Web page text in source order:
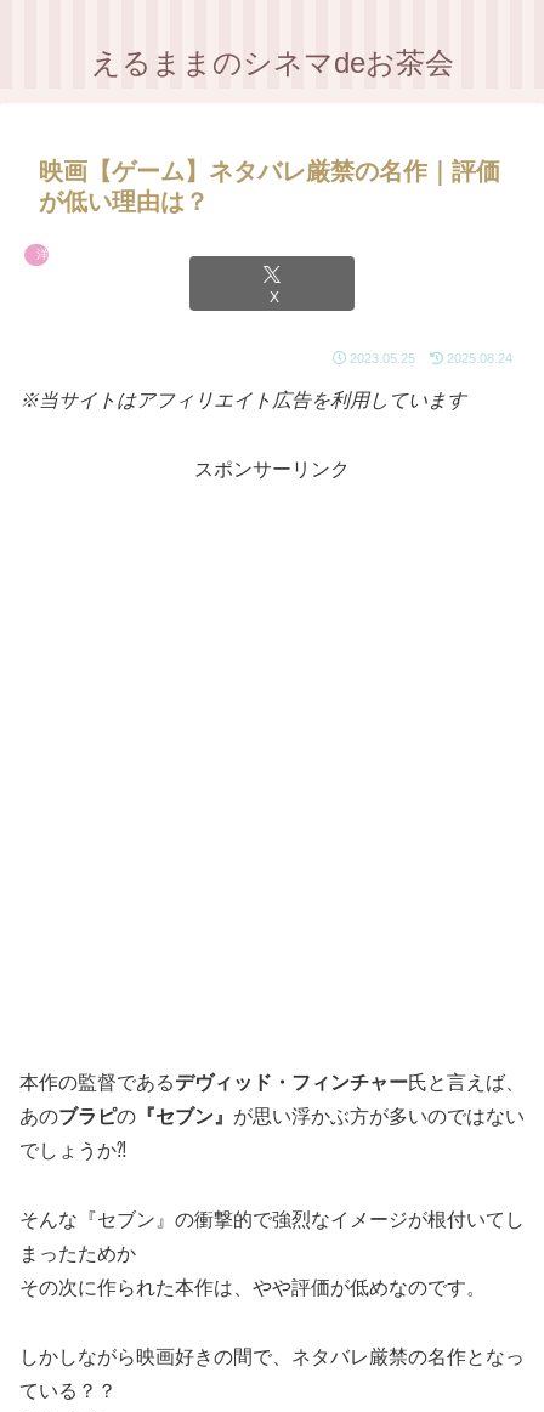
えるままのシネマdeお茶会
映画【ゲーム】ネタバレ厳禁の名作｜評価
が低い理由は？
洋画
X
2023.05.25 2025.08.24
※当サイトはアフィリエイト広告を利用しています
スポンサーリンク
本作の監督であるデヴィッド・フィンチャー氏と言えば、
あのブラピの 『セブン』 が思い浮かぶ方が多いのではない
でしょうか⁈
そんな『セブン』の衝撃的で強烈なイメージが根付いてし
まったためか
その次に作られた本作は、やや評価が低めなのです。
しかしながら映画好きの間で、ネタバレ厳禁の名作となっ
ている？？